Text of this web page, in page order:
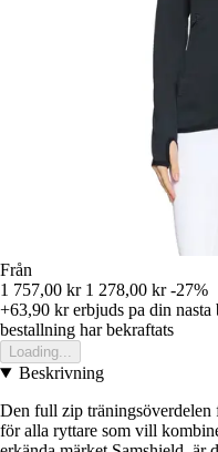
Från
1 757,00 kr 1 278,00 kr -27%
+63,90 krerbjuds pa din nasta
bestallning har bekraftats
Loading...
Beskrivning
Den full zip träningsöverdelen
för alla ryttare som vill